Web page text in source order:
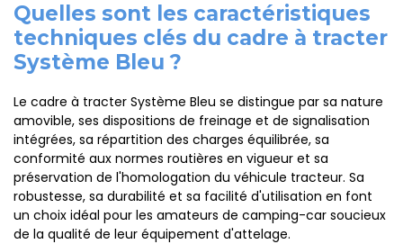
Quelles sont les caractéristiques
techniques clés du cadre à tracter
Système Bleu ?
Le cadre à tracter Système Bleu se distingue par sa nature
amovible, ses dispositions de freinage et de signalisation
intégrées, sa répartition des charges équilibrée, sa
conformité aux normes routières en vigueur et sa
préservation de l'homologation du véhicule tracteur. Sa
robustesse, sa durabilité et sa facilité d'utilisation en font
un choix idéal pour les amateurs de camping-car soucieux
de la qualité de leur équipement d'attelage.